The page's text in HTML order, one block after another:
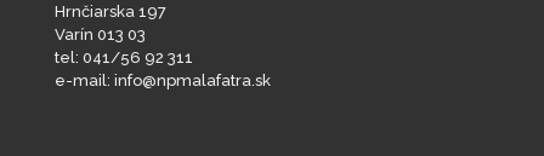
Hrnčiarska 197
Varín 013 03
tel: 041/56 92 311
e-mail: info@npmalafatra.sk